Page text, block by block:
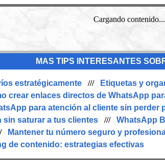
Cargando contenido...
MAS TIPS INTERESANTES
estratégicamente /// Etiquetas y
crear enlaces directos de WhatsApp
para atención al cliente sin perder
saturar a tus clientes /// WhatsApp
Mantener tu número seguro y
de contenido: estrategias efectivas